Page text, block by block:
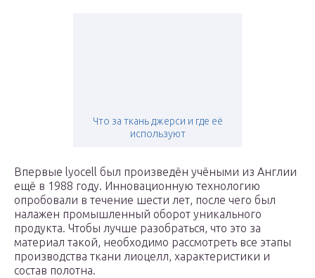
Что за ткань джерси и где её
используют
Впервые lyocell был произведён учёными из Англии
ещё в 1988 году. Инновационную технологию
опробовали в течение шести лет, после чего был
налажен промышленный оборот уникального
продукта. Чтобы лучше разобраться, что это за
материал такой, необходимо рассмотреть все этапы
производства ткани лиоцелл, характеристики и
состав полотна.